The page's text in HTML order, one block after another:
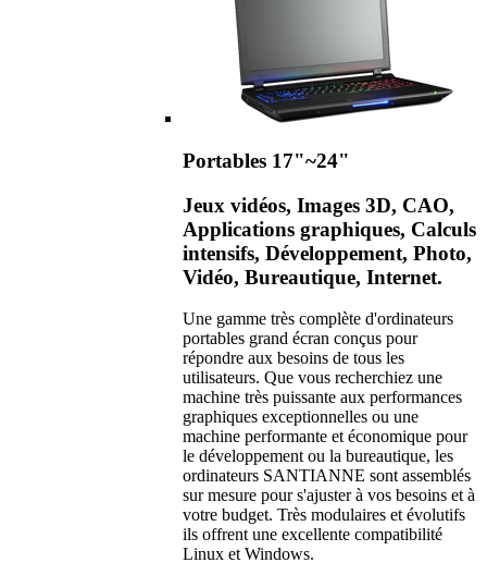
Portables 17"~24"
Jeux vidéos, Images 3D, CAO,
Applications graphiques, Calculs
intensifs, Développement, Photo,
Vidéo, Bureautique, Internet.
Une gamme très complète d'ordinateurs
portables grand écran conçus pour
répondre aux besoins de tous les
utilisateurs. Que vous recherchiez une
machine très puissante aux performances
graphiques exceptionnelles ou une
machine performante et économique pour
le développement ou la bureautique, les
ordinateurs SANTIANNE sont assemblés
sur mesure pour s'ajuster à vos besoins et à
votre budget. Très modulaires et évolutifs
ils offrent une excellente compatibilité
Linux et Windows.